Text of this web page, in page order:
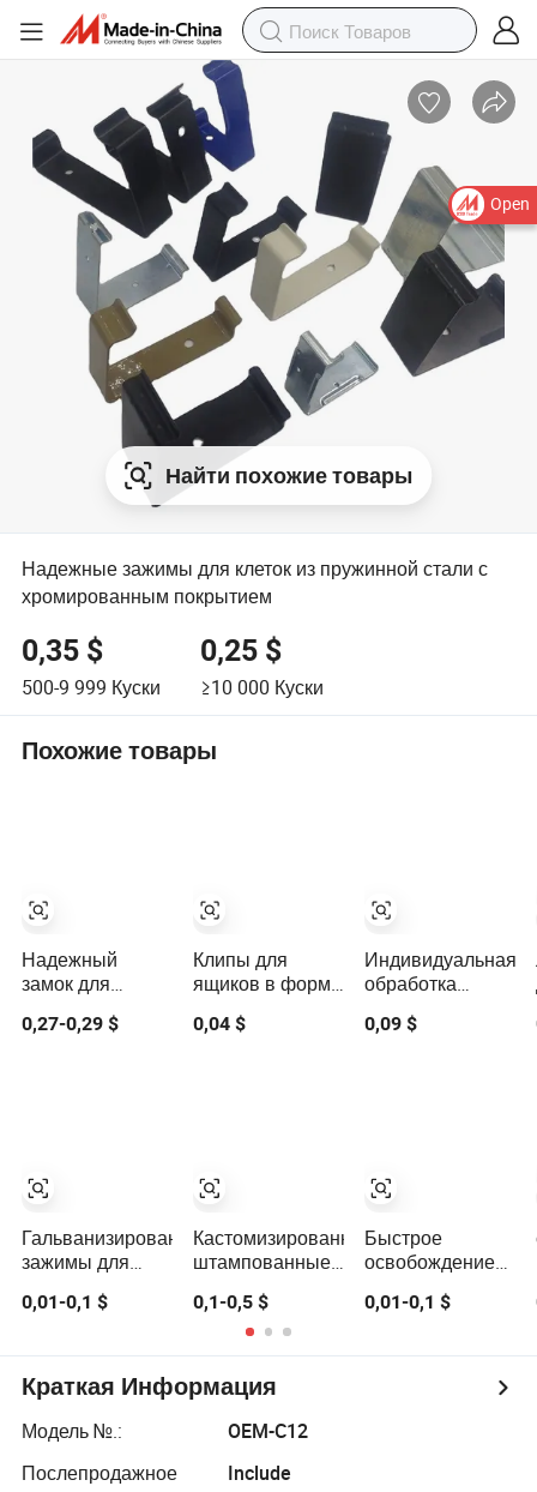
Open
Найти похожие товары
Надежные зажимы для клеток из пружинной стали с
хромированным покрытием
0,35 $
500-9 999 Куски
0,25 $
≥10 000 Куски
Похожие товары
Надежный
замок для
прочное и
0,27-0,29 $
Гальванизированные
зажимы для
используемые
перерабатываемые
зажимы для
ящиков
0,01-0,1 $
Клипы для
ящиков в форме
V из углеродной
стали,
0,04 $
Кастомизированные
штампованные
зажимы для
надежной
упаковки
деревянных
ящиков
0,1-0,5 $
Индивидуальная
обработка
листового
металла
0,09 $
Быстрое
освобождение
стандартного
индивидуального
0,01-0,1 $
Краткая Информация
Модель №.:
OEM-C12
Послепродажное
Include